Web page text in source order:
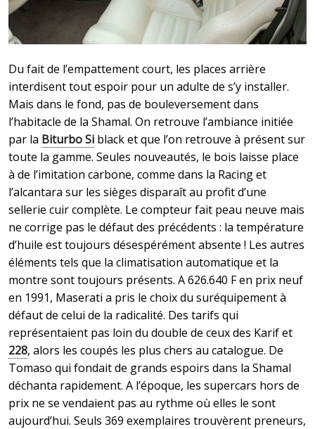
Du fait de l’empattement court, les places arrière
interdisent tout espoir pour un adulte de s’y installer.
Mais dans le fond, pas de bouleversement dans
l’habitacle de la Shamal. On retrouve l’ambiance initiée
par la Biturbo Si black et que l’on retrouve à présent sur
toute la gamme. Seules nouveautés, le bois laisse place
à de l’imitation carbone, comme dans la Racing et
l’alcantara sur les sièges disparaît au profit d’une
sellerie cuir complète. Le compteur fait peau neuve mais
ne corrige pas le défaut des précédents : la température
d’huile est toujours désespérément absente ! Les autres
éléments tels que la climatisation automatique et la
montre sont toujours présents. A 626.640 F en prix neuf
en 1991, Maserati a pris le choix du suréquipement à
défaut de celui de la radicalité. Des tarifs qui
représentaient pas loin du double de ceux des Karif et
228, alors les coupés les plus chers au catalogue. De
Tomaso qui fondait de grands espoirs dans la Shamal
déchanta rapidement. A l’époque, les supercars hors de
prix ne se vendaient pas au rythme où elles le sont
aujourd’hui. Seuls 369 exemplaires trouvèrent preneurs,